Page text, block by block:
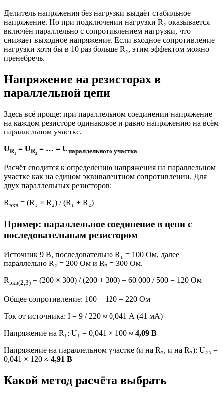
Делитель напряжения без нагрузки выдаёт стабильное
напряжение. Но при подключении нагрузки R₂ оказывается
включён параллельно с сопротивлением нагрузки, что
снижает выходное напряжение. Если входное сопротивление
нагрузки хотя бы в 10 раз больше R₂, этим эффектом можно
пренебречь.
Напряжение на резисторах в
параллельной цепи
Здесь всё проще: при параллельном соединении напряжение
на каждом резисторе одинаковое и равно напряжению на всём
параллельном участке.
UR₁ = UR₂ = … = Uпараллельного участка
Расчёт сводится к определению напряжения на параллельном
участке как на едином эквивалентном сопротивлении. Для
двух параллельных резисторов:
Rэкв = (R₁ × R₂) / (R₁ + R₂)
Пример: параллельное соединение в цепи с
последовательным резистором
Источник 9 В, последовательно R₁ = 100 Ом, далее
параллельно R₂ = 200 Ом и R₃ = 300 Ом.
Rэкв(2,3) = (200 × 300) / (200 + 300) = 60 000 / 500 = 120 Ом
Общее сопротивление: 100 + 120 = 220 Ом
Ток от источника: I = 9 / 220 ≈ 0,041 А (41 мА)
Напряжение на R₁: U₁ = 0,041 × 100 ≈ 4,09 В
Напряжение на параллельном участке (и на R₂, и на R₃): U₂₃ =
0,041 × 120 ≈ 4,91 В
Какой метод расчёта выбрать